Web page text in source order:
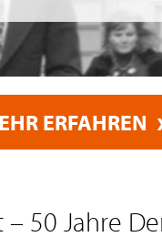
ERFAHREN
50 Jahre